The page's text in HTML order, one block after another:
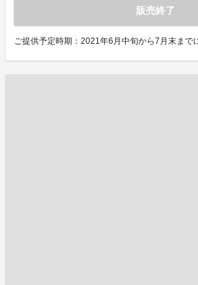
販売終了
ご提供予定時期：2021年6月中旬から7月末まで